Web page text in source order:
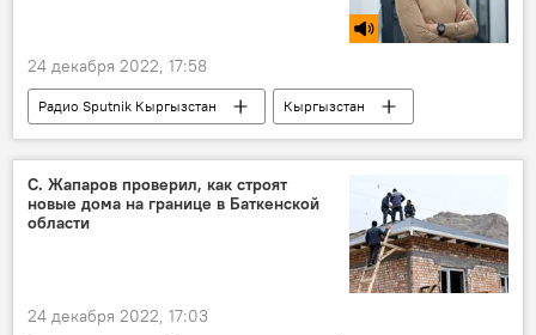
24 декабря 2022, 17:58
Радио Sputnik Кыргызстан
Кыргызстан
Эдуард Кубатов
титул альпинист
С. Жапаров проверил, как строят
новые дома на границе в Баткенской
области
24 декабря 2022, 17:03